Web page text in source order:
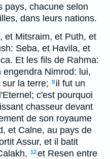
pays, chacune selon
dans leurs nations.
et Mitsraim, et Puth, et
Seba, et Havila, et
Et les fils de Rahma:
engendra Nimrod: lui,
la terre; 9 il fut un
c'est pourquoi
chasseur devant
de son royaume
et Calne, au pays de
Assur, et il batit
12et Resen entre